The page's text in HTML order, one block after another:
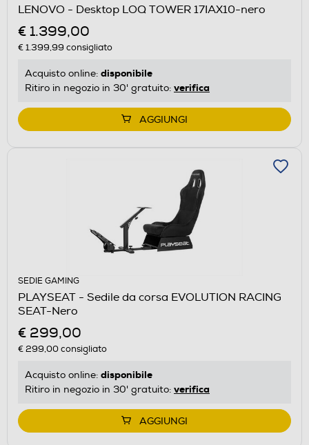
LENOVO - Desktop LOQ TOWER 17IAX10-nero
€ 1.399,00
€ 1.399,99 consigliato
Acquisto online: disponibile
Ritiro in negozio in 30' gratuito: verifica
AGGIUNGI
SEDIE GAMING
PLAYSEAT - Sedile da corsa EVOLUTION RACING
SEAT-Nero
€ 299,00
€ 299,00consigliato
Acquisto online: disponibile
Ritiro in negozio in 30' gratuito: verifica
AGGIUNGI